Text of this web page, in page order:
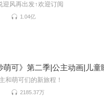
迎风再出发↑欢迎订阅
1.04亿
萌可》第二季|公主动画|儿童
和萌可们的新旅程！
2185.37万